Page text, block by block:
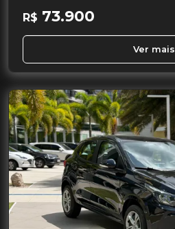
R$ 73.900
Ver mais